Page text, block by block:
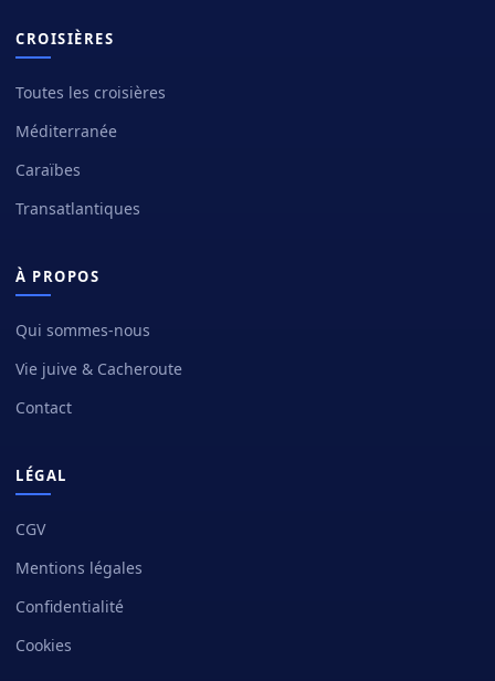
CROISIÈRES
Toutes les croisières
Méditerranée
Caraïbes
Transatlantiques
À PROPOS
Qui sommes-nous
Vie juive & Cacheroute
Contact
LÉGAL
CGV
Mentions légales
Confidentialité
Cookies